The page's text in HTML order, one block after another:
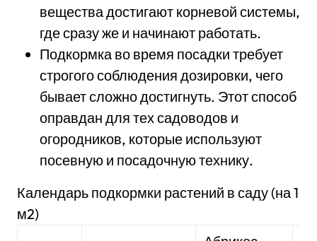
вещества достигают корневой системы,
где сразу же и начинают работать.
Подкормка во время посадки требует
строгого соблюдения дозировки, чего
бывает сложно достигнуть. Этот способ
оправдан для тех садоводов и
огородников, которые используют
посевную и посадочную технику.
Календарь подкормки растений в саду (на 1
м2)